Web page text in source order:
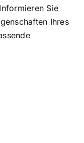
Sie
Ihres